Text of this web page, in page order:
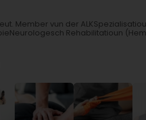
Member vun der
Rehabilitatioun